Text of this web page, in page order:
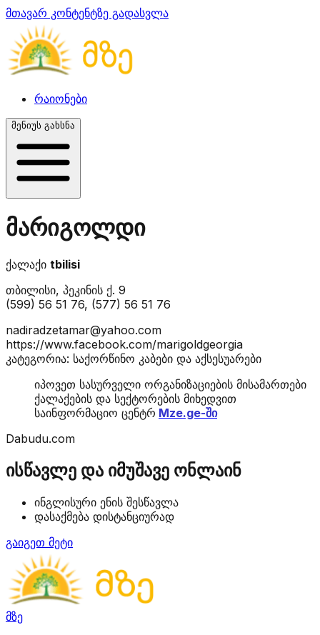
მთავარ კონტენტზე გადასვლა
რაიონები
მენიუს გახსნა
მარიგოლდი
ქალაქი tbilisi
თბილისი, პეკინის ქ. 9
(599) 56 51 76, (577) 56 51 76
nadiradzetamar@yahoo.com
https://www.facebook.com/marigoldgeorgia
კატეგორია: საქორწინო კაბები და აქსესუარები
იპოვეთ სასურველი ორგანიზაციების მისამართები
ქალაქების და სექტორების მიხედვით
საინფორმაციო ცენტრ Mze.ge-ში
Dabudu.com
ისწავლე და იმუშავე ონლაინ
ინგლისური ენის შესწავლა
დასაქმება დისტანციურად
გაიგეთ მეტი
მზე